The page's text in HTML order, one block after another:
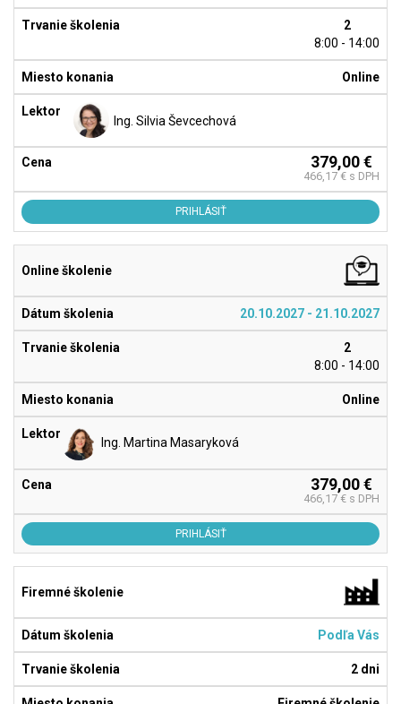
2
8:00 - 14:00
Online
Ing. Silvia Ševcechová
379,00 €
466,17 € s DPH
PRIHLÁSIŤ
20.10.2027 - 21.10.2027
2
8:00 - 14:00
Online
Ing. Martina Masaryková
379,00 €
466,17 € s DPH
PRIHLÁSIŤ
Podľa Vás
2 dni